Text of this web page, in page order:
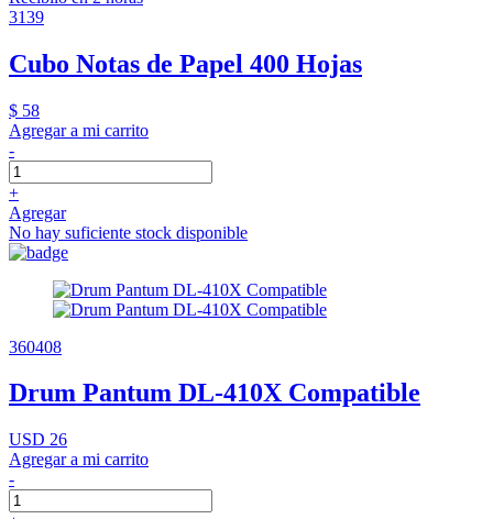
3139
Cubo Notas de Papel 400 Hojas
$ 58
Agregar a mi carrito
-
+
Agregar
No hay suficiente stock disponible
360408
Drum Pantum DL-410X Compatible
USD 26
Agregar a mi carrito
-